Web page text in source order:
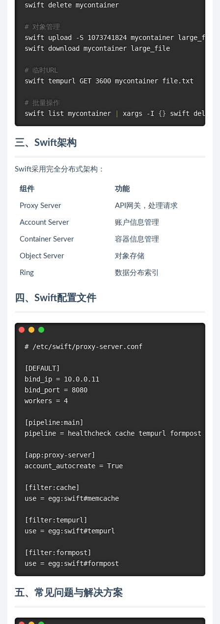
swift delete mycontainer
# 对象管理
swift upload -S 1073741824 mycontainer
swift download mycontainer large_file
# 临时URL
swift tempurl GET 3600 mycontainer file.txt
# 批量操作
swift list mycontainer
xargs -I {} swift delete
三、Swift架构
Swift采用完全分布式架构：
组件 功能
Proxy Server API网关，处理请求
Account Server 账户信息管理
Container Server 容器信息管理
Object Server 对象存储
Ring 数据分布索引
四、Swift配置文件
# /etc/swift/proxy-server.conf
[DEFAULT]
bind_ip = 10.0.0.11
bind_port = 8080
workers = 4
[pipeline:main]
pipeline = healthcheck cache tempurl formpost
[app:proxy-server]
account_autocreate = True
[filter:cache]
use = egg:swift#memcache
[filter:tempurl]
use = egg:swift#tempurl
[filter:formpost]
五、常见问题与解决方案